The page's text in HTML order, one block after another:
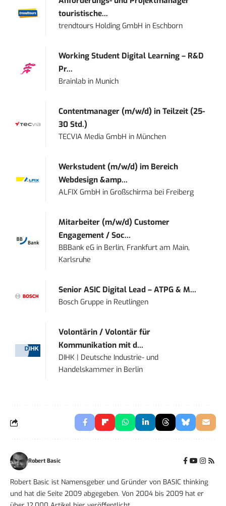
touristische...
trendtours Holding GmbH in Eschborn
Working Student Digital Learning – R&D
Pr...
Brainlab inMunich
Contentmanager (m/w/d) in Teilzeit (25-
30 Std.)
TECVIA Media GmbH inMünchen
Werkstudent (m/w/d) im Bereich
Webdesign &amp...
ALFIX GmbH inGroßschirma bei Freiberg
Mitarbeiter (m/w/d) Customer
Engagement / Soc...
BBBank eG in Berlin, Frankfurt am Main,
Karlsruhe
Senior ASIC Digital Lead – ATPG & M...
Bosch Gruppe in Reutlingen
Volontärin / Volontär für
Kommunikation mit d...
DIHK | Deutsche Industrie- und
Handelskammer in Berlin
Robert Basic
Robert Basic ist Namensgeber und Gründer von BASIC thinking
und hat die Seite 2009 abgegeben. Von 2004 bis 2009 hat er